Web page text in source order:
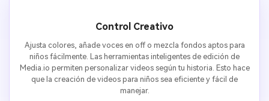
Control Creativo
Ajusta colores, añade voces en off o mezcla fondos aptos para
niños fácilmente. Las herramientas inteligentes de edición de
Media.io permiten personalizar videos según tu historia. Esto hace
que la creación de videos para niños sea eficiente y fácil de
manejar.